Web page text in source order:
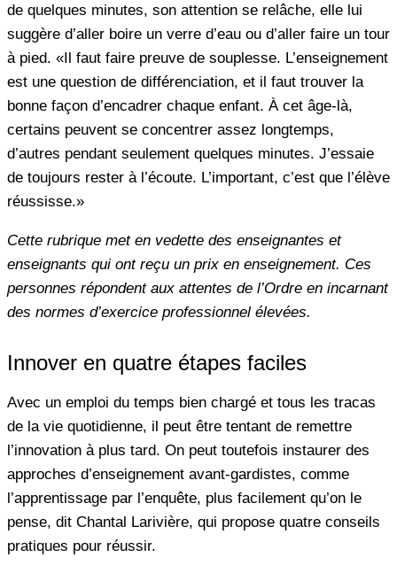
de quelques minutes, son attention se relâche, elle lui
suggère d’aller boire un verre d’eau ou d’aller faire un tour
à pied. «Il faut faire preuve de souplesse. L’enseignement
est une question de différenciation, et il faut trouver la
bonne façon d’encadrer chaque enfant. À cet âge-là,
certains peuvent se concentrer assez longtemps,
d’autres pendant seulement quelques minutes. J’essaie
de toujours rester à l’écoute. L’important, c’est que l’élève
réussisse.»
Cette rubrique met en vedette des enseignantes et
enseignants qui ont reçu un prix en enseignement. Ces
personnes répondent aux attentes de l’Ordre en incarnant
des normes d’exercice professionnel élevées.
Innover en quatre étapes faciles
Avec un emploi du temps bien chargé et tous les tracas
de la vie quotidienne, il peut être tentant de remettre
l’innovation à plus tard. On peut toutefois instaurer des
approches d’enseignement avant-gardistes, comme
l’apprentissage par l’enquête, plus facilement qu’on le
pense, dit Chantal Larivière, qui propose quatre conseils
pratiques pour réussir.